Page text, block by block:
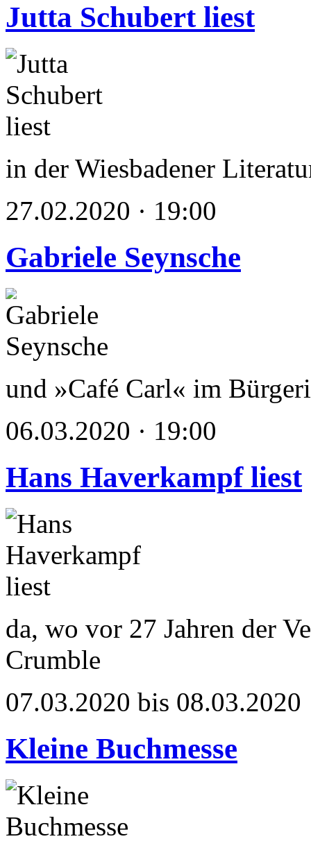
Jutta Schubert liest
in der Wiesbadener
27.02.2020 · 19:00
Gabriele Seynsche
und »Café Carl« im
06.03.2020 · 19:00
Hans Haverkampf liest
da, wo vor 27 Jahren der
Crumble
07.03.2020 bis 08.03.2020
Kleine Buchmesse